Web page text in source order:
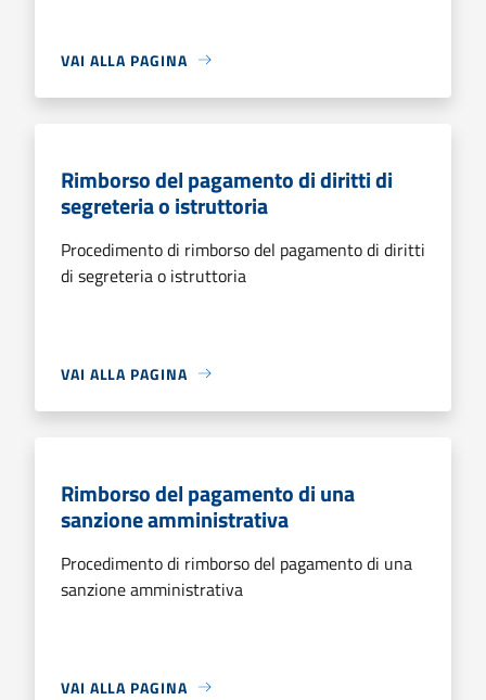
VAI ALLA PAGINA
Rimborso del pagamento di diritti di
segreteria o istruttoria
Procedimento di rimborso del pagamento di diritti
di segreteria o istruttoria
VAI ALLA PAGINA
Rimborso del pagamento di una
sanzione amministrativa
Procedimento di rimborso del pagamento di una
sanzione amministrativa
VAI ALLA PAGINA